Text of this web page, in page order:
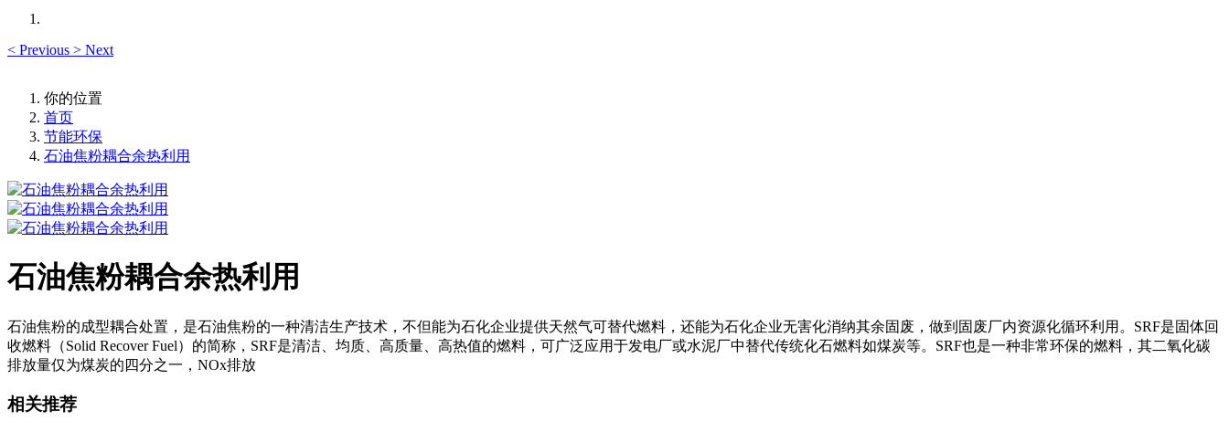
< Previous > Next
你的位置
首页
节能环保
石油焦粉耦合余热利用
石油焦粉耦合余热利用
石油焦粉的成型耦合处置，是石油焦粉的一种清洁生产技术，不但能为石化企业提供天然气可替代燃料，还能为石化企业无害化消纳其余固废，做到固废厂内资源化循环利用。SRF是固体回
收燃料（Solid Recover Fuel）的简称，SRF是清洁、均质、高质量、高热值的燃料，可广泛应用于发电厂或水泥厂中替代传统化石燃料如煤炭等。SRF也是一种非常环保的燃料，其二氧化碳
排放量仅为煤炭的四分之一，NOx排放
相关推荐